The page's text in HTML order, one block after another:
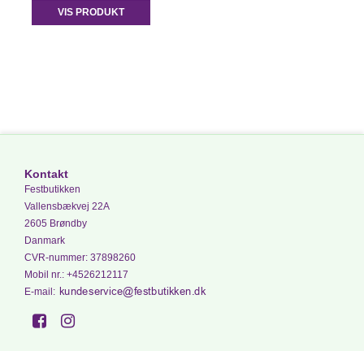
VIS PRODUKT
Kontakt
Festbutikken
Vallensbækvej 22A
2605 Brøndby
Danmark
CVR-nummer: 37898260
Mobil nr.: +4526212117
E-mail :